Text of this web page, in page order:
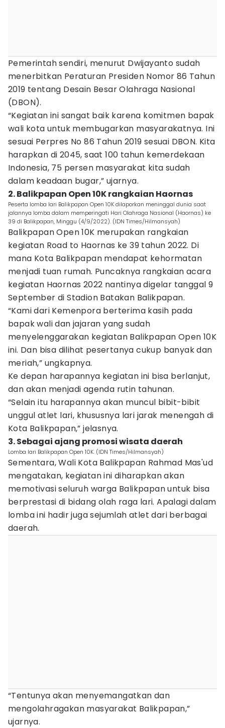
Pemerintah sendiri, menurut Dwijayanto sudah
menerbitkan Peraturan Presiden Nomor 86 Tahun
2019 tentang Desain Besar Olahraga Nasional
(DBON).
“Kegiatan ini sangat baik karena komitmen bapak
wali kota untuk membugarkan masyarakatnya. Ini
sesuai Perpres No 86 Tahun 2019 sesuai DBON. Kita
harapkan di 2045, saat 100 tahun kemerdekaan
Indonesia, 75 persen masyarakat kita sudah
dalam keadaan bugar,” ujarnya.
2. Balikpapan Open 10K rangkaian Haornas
Peserta lomba lari Balikpapan Open 10K dilaporkan meninggal dunia saat
jalannya lomba dalam memperingati Hari Olahraga Nasional (Haornas) ke
39 di Balikpapan, Minggu (4/9/2022). (IDN Times/Hilmansyah)
Balikpapan Open 10K merupakan rangkaian
kegiatan Road to Haornas ke 39 tahun 2022. Di
mana Kota Balikpapan mendapat kehormatan
menjadi tuan rumah. Puncaknya rangkaian acara
kegiatan Haornas 2022 nantinya digelar tanggal 9
September di Stadion Batakan Balikpapan.
“Kami dari Kemenpora berterima kasih pada
bapak wali dan jajaran yang sudah
menyelenggarakan kegiatan Balikpapan Open 10K
ini. Dan bisa dilihat pesertanya cukup banyak dan
meriah,” ungkapnya.
Ke depan harapannya kegiatan ini bisa berlanjut,
dan akan menjadi agenda rutin tahunan.
“Selain itu harapannya akan muncul bibit-bibit
unggul atlet lari, khususnya lari jarak menengah di
Kota Balikpapan,” jelasnya.
3. Sebagai ajang promosi wisata daerah
Lomba lari Balikpapan Open 10K. (IDN Times/Hilmansyah)
Sementara, Wali Kota Balikpapan Rahmad Mas'ud
mengatakan, kegiatan ini diharapkan akan
memotivasi seluruh warga Balikpapan untuk bisa
berprestasi di bidang olah raga lari. Apalagi dalam
lomba ini hadir juga sejumlah atlet dari berbagai
daerah.
“Tentunya akan menyemangatkan dan
mengolahragakan masyarakat Balikpapan,”
ujarnya.